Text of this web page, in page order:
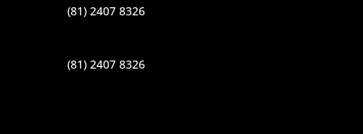
(81) 2407 8326
(81) 2407 8326